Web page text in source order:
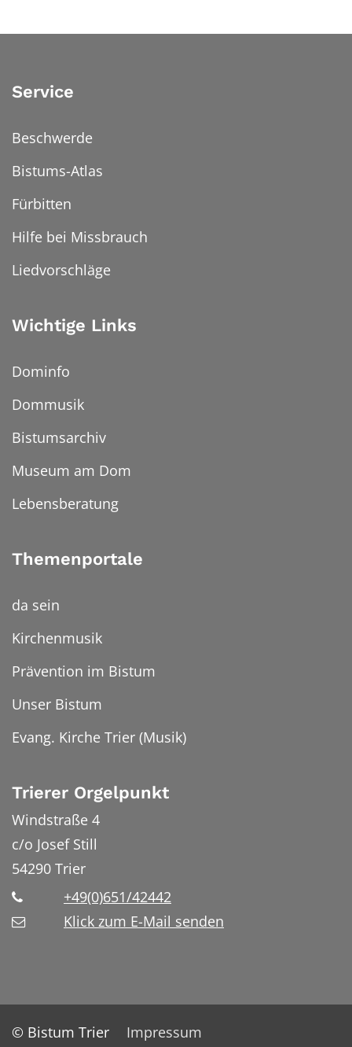
Service
Beschwerde
Bistums-Atlas
Fürbitten
Hilfe bei Missbrauch
Liedvorschläge
Wichtige Links
Dominfo
Dommusik
Bistumsarchiv
Museum am Dom
Lebensberatung
Themenportale
da sein
Kirchenmusik
Prävention im Bistum
Unser Bistum
Evang. Kirche Trier (Musik)
Trierer Orgelpunkt
Windstraße 4
c/o Josef Still
54290 Trier
+49(0)651/42442
Klick zum E-Mail senden
© Bistum Trier Impressum